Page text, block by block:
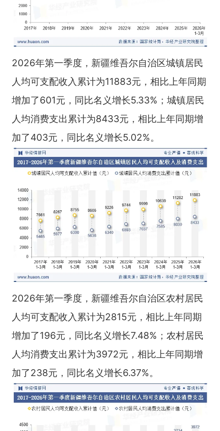
2026年第一季度，新疆维吾尔自治区城镇居民
人均可支配收入累计为11883元，相比上年同期
增加了601元，同比名义增长5.33%；城镇居民
人均消费支出累计为8433元，相比上年同期增
加了403元，同比名义增长5.02%。
2026年第一季度，新疆维吾尔自治区农村居民
人均可支配收入累计为2815元，相比上年同期
增加了196元，同比名义增长7.48%；农村居民
人均消费支出累计为3972元，相比上年同期增
加了238元，同比名义增长6.37%。